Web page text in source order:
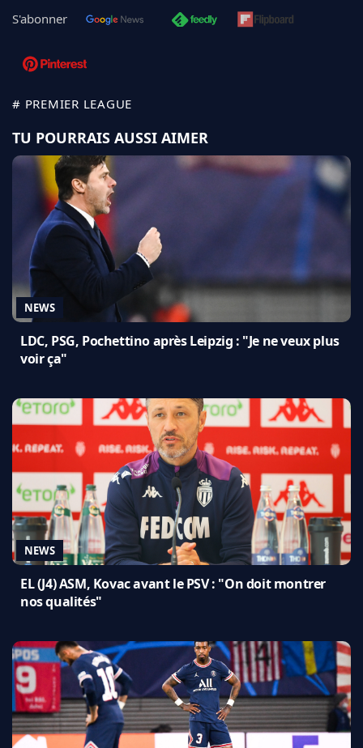
S'abonner
# PREMIER LEAGUE
TU POURRAIS AUSSI AIMER
NEWS
LDC, PSG, Pochettino après Leipzig : "Je ne veux plus
voir ça"
NEWS
EL (J4) ASM, Kovac avant le PSV : "On doit montrer
nos qualités"